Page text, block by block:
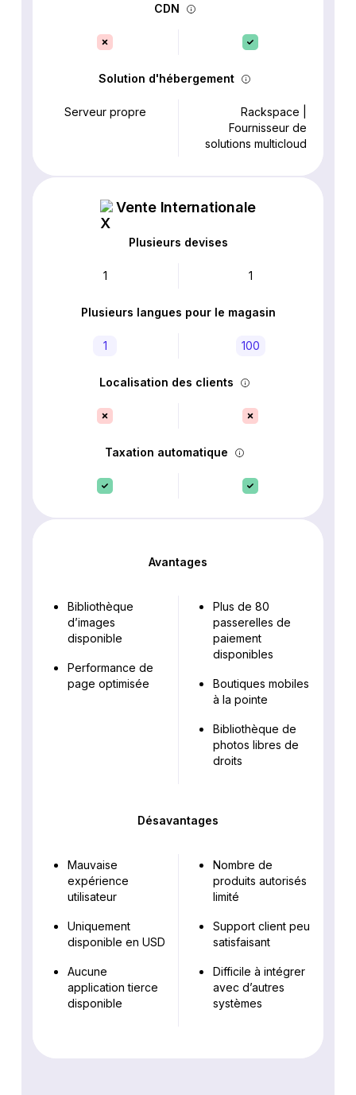
CDN
Solution d'hébergement
Serveur propre
Rackspace |
Fournisseur de
solutions multicloud
Vente Internationale
Plusieurs devises
1 1
Plusieurs langues pour le magasin
1 100
Localisation des clients
Taxation automatique
Avantages
Bibliothèque
d’images
disponible
Performance de
page optimisée
Plus de 80
passerelles de
paiement
disponibles
Boutiques mobiles
à la pointe
Bibliothèque de
photos libres de
droits
Désavantages
Mauvaise
expérience
utilisateur
Uniquement
disponible en USD
Aucune
application tierce
disponible
Nombre de
produits autorisés
limité
Support client peu
satisfaisant
Difficile à intégrer
avec d’autres
systèmes